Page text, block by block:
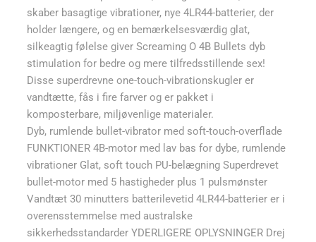
skaber basagtige vibrationer, nye 4LR44-batterier, der
holder længere, og en bemærkelsesværdig glat,
silkeagtig følelse giver Screaming O 4B Bullets dyb
stimulation for bedre og mere tilfredsstillende sex!
Disse superdrevne one-touch-vibrationskugler er
vandtætte, fås i fire farver og er pakket i
komposterbare, miljøvenlige materialer.
Dyb, rumlende bullet-vibrator med soft-touch-overflade
FUNKTIONER 4B-motor med lav bas for dybe, rumlende
vibrationer Glat, soft touch PU-belægning Superdrevet
bullet-motor med 5 hastigheder plus 1 pulsmønster
Vandtæt 30 minutters batterilevetid 4LR44-batterier er i
overensstemmelse med australske
sikkerhedsstandarder YDERLIGERE OPLYSNINGER Drej